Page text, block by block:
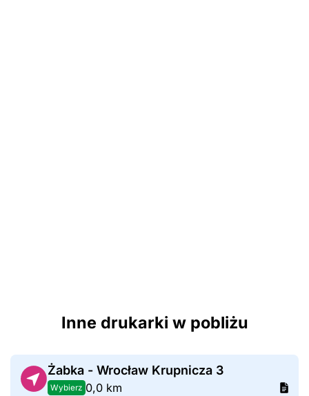
Inne drukarki w pobliżu
Żabka - Wrocław Krupnicza 3
Wybierz 0,0 km